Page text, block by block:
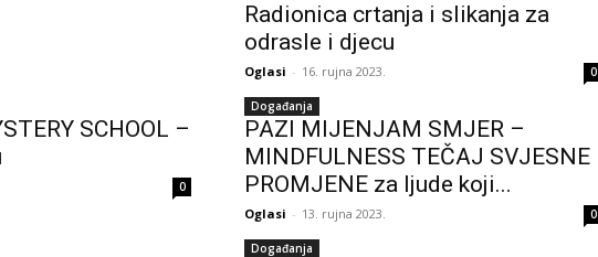
Radionica crtanja i slikanja za
odrasle i djecu
Oglasi - 16. rujna 2023. 0
SCHOOL –
0
Događanja
PAZI MIJENJAM SMJER –
MINDFULNESS TEČAJ SVJESNE
PROMJENE za ljude koji...
Oglasi - 13. rujna 2023. 0
Događanja